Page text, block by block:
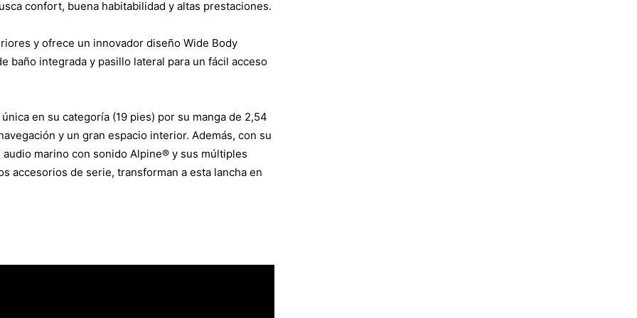
confort, buena habitabilidad y altas prestaciones.
y ofrece un innovador diseño Wide Body
baño integrada y pasillo lateral para un fácil acceso
en su categoría (19 pies) por su manga de 2,54
y un gran espacio interior. Además, con su
marino con sonido Alpine® y sus múltiples
accesorios de serie, transforman a esta lancha en